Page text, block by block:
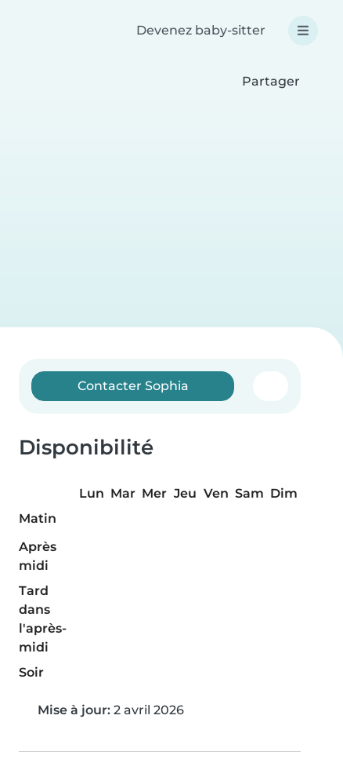
Devenez baby-sitter
Partager
Contacter Sophia
Disponibilité
Lun Mar Mer Jeu Ven Sam Dim
Matin
Après
midi
Tard
dans
l'après-
midi
Soir
Mise à jour: 2 avril 2026